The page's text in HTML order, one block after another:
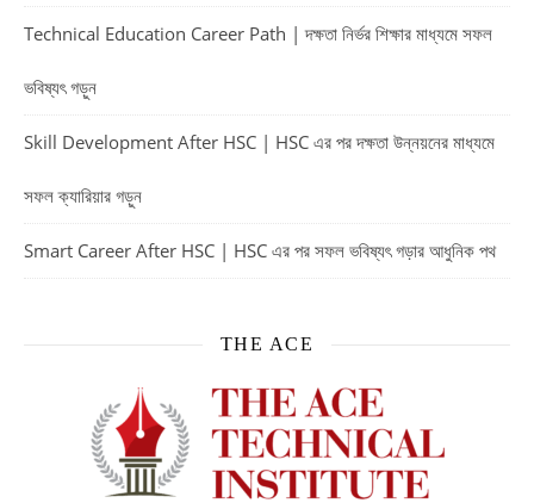
Technical Education Career Path | দক্ষতা নির্ভর শিক্ষার মাধ্যমে সফল
ভবিষ্যৎ গড়ুন
Skill Development After HSC | HSC এর পর দক্ষতা উন্নয়নের মাধ্যমে
সফল ক্যারিয়ার গড়ুন
Smart Career After HSC | HSC এর পর সফল ভবিষ্যৎ গড়ার আধুনিক পথ
THE ACE